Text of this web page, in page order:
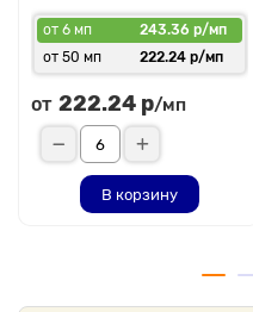
от 6 мп
243.36 р/мп
от 50 мп
222.24 р/мп
от 222.24 р/мп
В корзину